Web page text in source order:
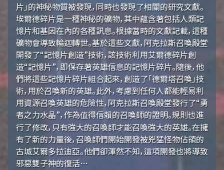
片」的神秘物質被發現，同時也發現了相關的研究文獻。
埃爾德碎片是一種神秘的礦物，其中蘊含著包括人類記
憶片和基因在內的各種訊息。根據當時的文獻記載，這種
礦物會導致輪迴轉世。基於這些文獻，阿克拉斯召喚殿堂
開發了“記憶片創造”技術，該技術利用艾爾德碎片創
造“記憶片”，即保存著英雄信息的記憶片碎片。隨後，他
們將這些記憶片碎片組合起來，創造了「德爾塔召喚」技
術，用於召喚新的英雄。此外，考慮到任何人都能輕易利
用資源召喚英雄的危險性，阿克拉斯召喚殿堂發行了“勇
者之力水晶”，作為值得信賴的召喚師的證明。規則也進
行了修改，只有強大的召喚師才能召喚強大的英雄。在擁
有了新的力量後，召喚師們開始開發被兇猛怪物佔領的
古城艾爾多拉迪亞。他們卻渾然不知，這項開發也將導致
邪惡雙子神的復活…